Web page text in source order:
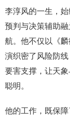
李淳风的一生，
预判与决策辅助
航。他不仅以《
演织密了风险防
要害支撑，让天
聪明。
他的工作，既保